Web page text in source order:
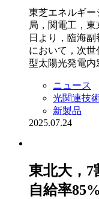
東芝エネルギ
局，関電工，
日より，臨海
において，次
型太陽光発電
ニュース
光関連技
新製品
2025.07.24
東北大，7
自給率